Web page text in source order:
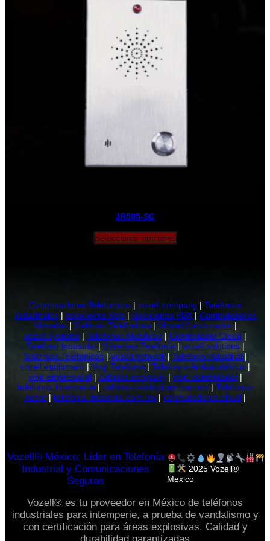
JR505-SC
Seleccionar opciones
Conmutadores Telefonicos | vozell.company | Telefonos
Industriales| soluciones Voip| Soluciones PBX| Conmutadores
Virtuales| Cabinas Telefonicas| Virtual Conmutador|
vozell.systems| Telefonos Metalicos| Conmutador Cloud |
Telefono Industrial| Sistemas Telefonia| vozell.solutions|
Sistemas Telefonicos| vozell.network| Telefono-industrial |
vozell.equipment | Voip Telefonia | Telefonos Antivandalicos |
voip empresarial| cabinas.company| voip-conmutador|
telefonos intemperie | cabinas-telefonicas.com.mx | Telefonos
Acero | telefonia-industrial.com.mx | conmutadores.cloud |
Vozell® México: Líder en Telefonía
Industrial y Comunicaciones
Seguras
2025 Vozell®
Mexico
Vozell® es tu proveedor en México de teléfonos
industriales para intemperie, a prueba de vandalismo y
con certificación para áreas explosivas. Calidad y